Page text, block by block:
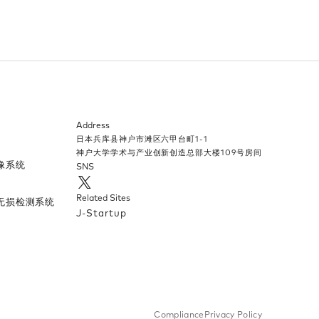
系统​
损检测系统​
Address
日本兵库县神户市滩区六甲台町1-1​
神户大学学术与产业创新创造总部大楼109号房间​
SNS
Related Sites
J-Startup
Compliance Privacy Policy